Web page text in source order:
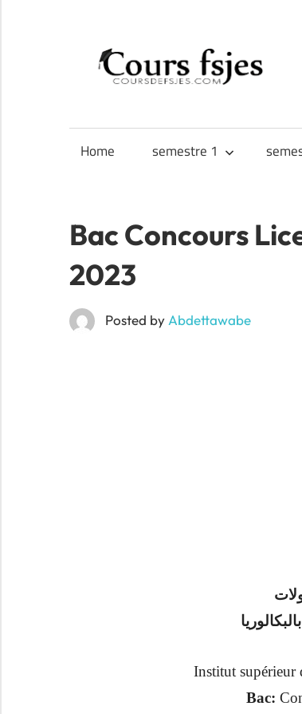
content
Home semestre 1
Bac Concours
2023
Posted by Abdettawabe
Institut supérieur
Bac: